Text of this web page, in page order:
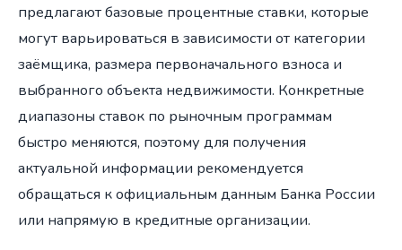
предлагают базовые процентные ставки, которые
могут варьироваться в зависимости от категории
заёмщика, размера первоначального взноса и
выбранного объекта недвижимости. Конкретные
диапазоны ставок по рыночным программам
быстро меняются, поэтому для получения
актуальной информации рекомендуется
обращаться к официальным данным Банка России
или напрямую в кредитные организации.